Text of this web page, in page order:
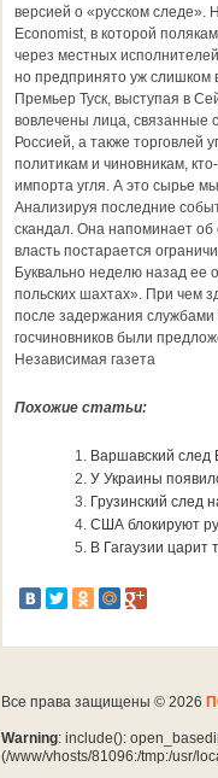
версией о «русском следе».
Economist, в которой
через местных
но предпринято уж слишком
Премьер Туск, выступая в
вовлечены лица, связанные
Россией, а также торговлей
политикам и чиновникам,
импорта угля. А это сырье
Анализируя последние
скандал. Она напоминает об
власть постарается
Буквально неделю назад ее
польских шахтах». При чем
после задержания службами
госчиновников были
Независимая газета
Похожие статьи:
Варшавский след
У Украины
Грузинский след
США блокируют
В Гагаузии
Все права защищены © 2026
Warning: include():
(/www/vhosts/81096:/tmp:/usr/